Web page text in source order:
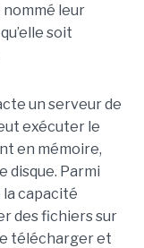
leur
soit
un serveur de
exécuter le
en mémoire,
disque. Parmi
capacité
des fichiers sur
télécharger et